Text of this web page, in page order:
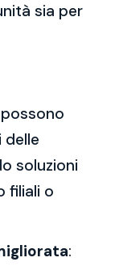
sia per
soluzioni
filiali o
: